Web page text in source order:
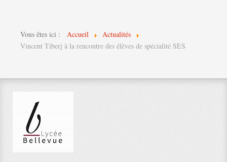
Vous êtes ici : Accueil
Actualités
Vincent Tiberj à la rencontre des élèves de spécialité SES